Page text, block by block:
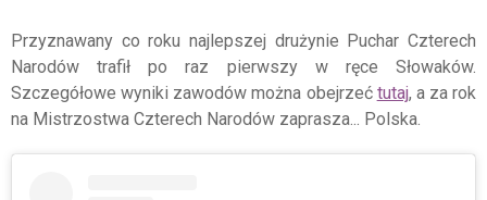
Przyznawany co roku najlepszej drużynie Puchar Czterech
Narodów trafił po raz pierwszy w ręce Słowaków.
Szczegółowe wyniki zawodów można obejrzeć tutaj, a za rok
na Mistrzostwa Czterech Narodów zaprasza... Polska.